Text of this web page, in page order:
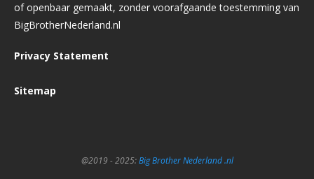
of openbaar gemaakt, zonder voorafgaande toestemming van
BigBrotherNederland.nl
Privacy Statement
Sitemap
@2019 - 2025:Big Brother Nederland .nl